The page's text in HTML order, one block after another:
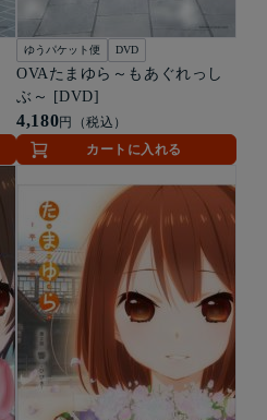
ゆうパケット便 DVD
OVAたまゆら～もあぐれっし
ぶ～ [DVD]
4,180円（税込）
カートに入れる